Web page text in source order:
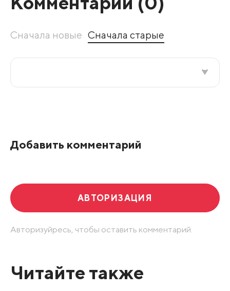
Сначала новые Сначала старые
Добавить комментарий
АВТОРИЗАЦИЯ
Авторизуйресь, чтобы оставить комментарий.
Читайте также